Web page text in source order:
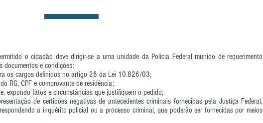
o cidadão deve dirigir-se a uma unidade da Polícia Federal munido de requerimento
documentos e condições:
os cargos definidos no artigo 28 da Lei 10.826/03;
RG, CPF e comprovante de residência;
expondo fatos e circunstâncias que justifiquem o pedido;
de certidões negativas de antecedentes criminais fornecidas pela Justiça Federal,
a inquérito policial ou a processo criminal, que poderão ser fornecidas por meios